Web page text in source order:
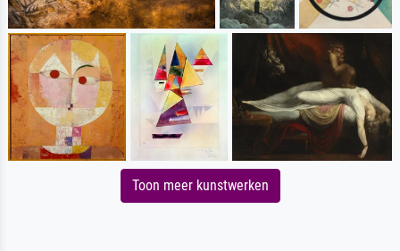
Toon meer kunstwerken